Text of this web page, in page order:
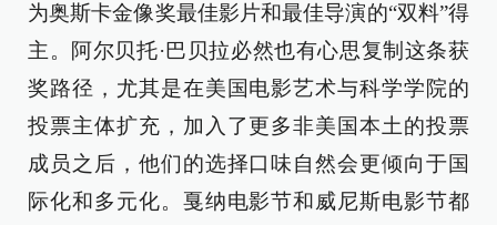
为奥斯卡金像奖最佳影片和最佳导演的“双料”得
主。阿尔贝托·巴贝拉必然也有心思复制这条获
奖路径，尤其是在美国电影艺术与科学学院的
投票主体扩充，加入了更多非美国本土的投票
成员之后，他们的选择口味自然会更倾向于国
际化和多元化。戛纳电影节和威尼斯电影节都